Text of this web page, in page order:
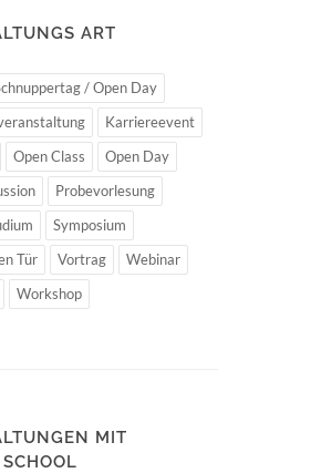
ART
/ Open Day
Karriereevent
Open Class
Open Day
Probevorlesung
Symposium
Tür
Vortrag
Webinar
Workshop
MIT